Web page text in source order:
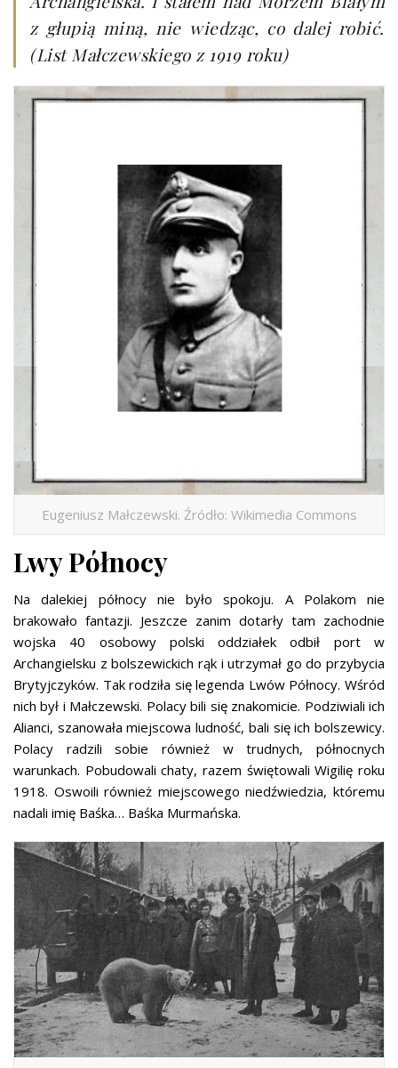
z głupią miną, nie wiedząc, co dalej robić.
(List Małczewskiego z 1919 roku)
Eugeniusz Małczewski. Źródło: Wikimedia Commons
Lwy Północy
Na dalekiej północy nie było spokoju. A Polakom nie
brakowało fantazji. Jeszcze zanim dotarły tam zachodnie
wojska 40 osobowy polski oddziałek odbił port w
Archangielsku z bolszewickich rąk i utrzymał go do przybycia
Brytyjczyków. Tak rodziła się legenda Lwów Północy. Wśród
nich był i Małczewski. Polacy bili się znakomicie. Podziwiali ich
Alianci, szanowała miejscowa ludność, bali się ich bolszewicy.
Polacy radzili sobie również w trudnych, północnych
warunkach. Pobudowali chaty, razem świętowali Wigilię roku
1918. Oswoili również miejscowego niedźwiedzia, któremu
nadali imię Baśka… Baśka Murmańska.